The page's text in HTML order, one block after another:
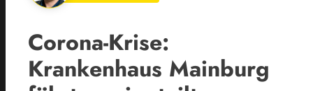
Corona-Krise:
Krankenhaus Mainburg